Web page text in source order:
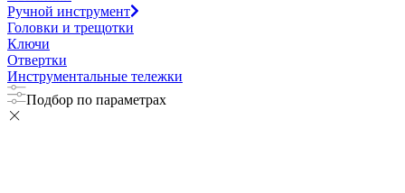
Ручной инструмент
Головки и трещотки
Ключи
Отвертки
Инструментальные тележки
Подбор по параметрах